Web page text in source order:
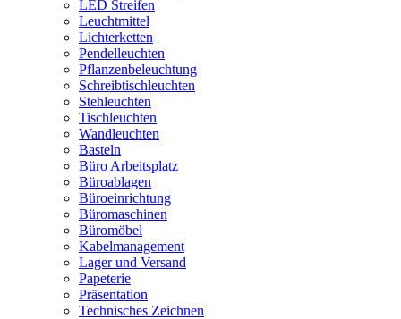
LED Streifen
Leuchtmittel
Lichterketten
Pendelleuchten
Pflanzenbeleuchtung
Schreibtischleuchten
Stehleuchten
Tischleuchten
Wandleuchten
Basteln
Büro Arbeitsplatz
Büroablagen
Büroeinrichtung
Büromaschinen
Büromöbel
Kabelmanagement
Lager und Versand
Papeterie
Präsentation
Technisches Zeichnen